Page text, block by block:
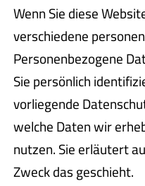
Wenn Sie diese
verschiedene
Personenbezogene
Sie persönlich
vorliegende
welche Daten wir
nutzen. Sie erläutert
Zweck das geschieht.